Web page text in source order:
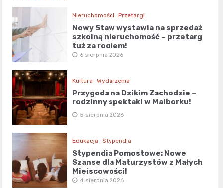
Nieruchomości Przetargi
Nowy Staw wystawia na sprzedaż
szkolną nieruchomość – przetarg
tuż za rogiem!
6 sierpnia 2026
Kultura Wydarzenia
Przygoda na Dzikim Zachodzie –
rodzinny spektakl w Malborku!
5 sierpnia 2026
Edukacja Stypendia
Stypendia Pomostowe: Nowe
Szanse dla Maturzystów z Małych
Miejscowości!
4 sierpnia 2026